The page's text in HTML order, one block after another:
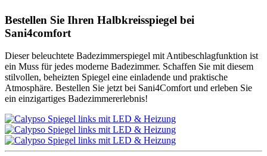
Bestellen Sie Ihren Halbkreisspiegel bei
Sani4comfort
Dieser beleuchtete Badezimmerspiegel mit Antibeschlagfunktion ist
ein Muss für jedes moderne Badezimmer. Schaffen Sie mit diesem
stilvollen, beheizten Spiegel eine einladende und praktische
Atmosphäre. Bestellen Sie jetzt bei Sani4Comfort und erleben Sie
ein einzigartiges Badezimmererlebnis!